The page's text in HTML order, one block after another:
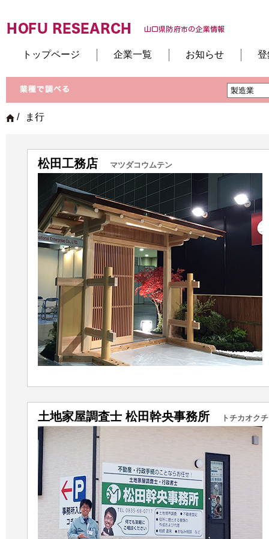
トップページ 企業一覧 お知らせ
/ ま行
松田工務店 マツダコウムテン
土地家屋調査士 松田幹央事務所 トチカオク